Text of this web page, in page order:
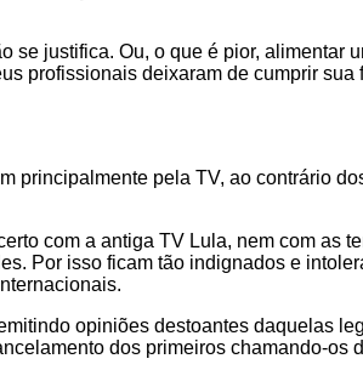
justifica. Ou, o que é pior, alimentar
profissionais deixaram de cumprir sua
principalmente pela TV, ao contrário
com a antiga TV Lula, nem com as
Por isso ficam tão indignados e
opiniões destoantes daquelas
dos primeiros chamando-os